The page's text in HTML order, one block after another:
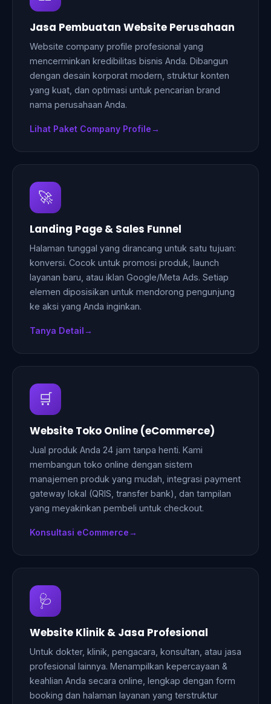
Jasa Pembuatan Website Perusahaan
Website company profile profesional yang
mencerminkan kredibilitas bisnis Anda. Dibangun
dengan desain korporat modern, struktur konten
yang kuat, dan optimasi untuk pencarian brand
nama perusahaan Anda.
Lihat Paket Company Profile
🚀
Landing Page & Sales Funnel
Halaman tunggal yang dirancang untuk satu tujuan:
konversi. Cocok untuk promosi produk, launch
layanan baru, atau iklan Google/Meta Ads. Setiap
elemen diposisikan untuk mendorong pengunjung
ke aksi yang Anda inginkan.
Tanya Detail
🛒
Website Toko Online (eCommerce)
Jual produk Anda 24 jam tanpa henti. Kami
membangun toko online dengan sistem
manajemen produk yang mudah, integrasi payment
gateway lokal (QRIS, transfer bank), dan tampilan
yang meyakinkan pembeli untuk checkout.
Konsultasi eCommerce
🩺
Website Klinik & Jasa Profesional
Untuk dokter, klinik, pengacara, konsultan, atau jasa
profesional lainnya. Menampilkan kepercayaan &
keahlian Anda secara online, lengkap dengan form
booking dan halaman layanan yang terstruktur